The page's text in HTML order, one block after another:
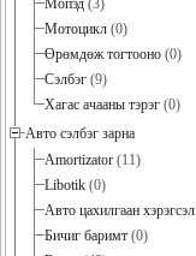
Мопэд (3)
Мотоцикл (0)
Өрөмдөж тогтооно (0)
Сэлбэг (9)
Хагас ачааны тэрэг (0)
Авто сэлбэг зарна
Amortizator (11)
Libotik (0)
Авто цахилгаан хэрэгсэл
Бичиг баримт (0)